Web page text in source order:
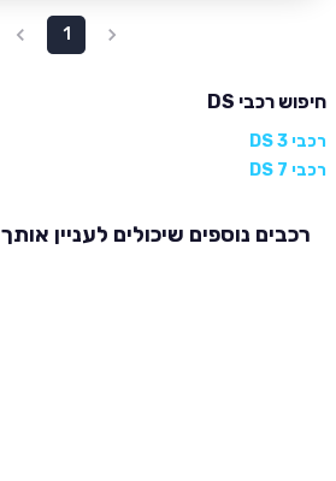
1
חיפוש רכבי DS
רכבי DS 3
רכבי DS 7
רכבים נוספים שיכולים לעניין אותך